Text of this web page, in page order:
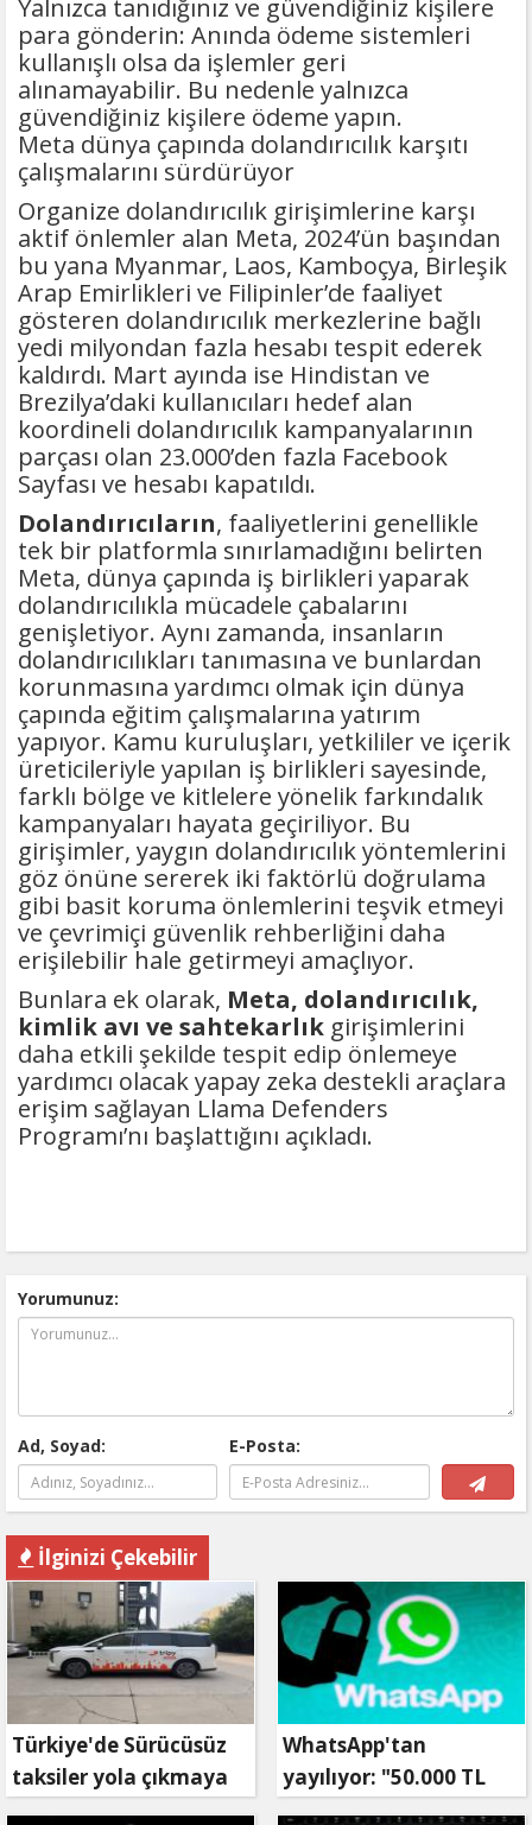
Yalnızca tanıdığınız ve güvendiğiniz kişilere
para gönderin: Anında ödeme sistemleri
kullanışlı olsa da işlemler geri
alınamayabilir. Bu nedenle yalnızca
güvendiğiniz kişilere ödeme yapın.
Meta dünya çapında dolandırıcılık karşıtı
çalışmalarını sürdürüyor
Organize dolandırıcılık girişimlerine karşı
aktif önlemler alan Meta, 2024’ün başından
bu yana Myanmar, Laos, Kamboçya, Birleşik
Arap Emirlikleri ve Filipinler’de faaliyet
gösteren dolandırıcılık merkezlerine bağlı
yedi milyondan fazla hesabı tespit ederek
kaldırdı. Mart ayında ise Hindistan ve
Brezilya’daki kullanıcıları hedef alan
koordineli dolandırıcılık kampanyalarının
parçası olan 23.000’den fazla Facebook
Sayfası ve hesabı kapatıldı.
Dolandırıcıların, faaliyetlerini genellikle
tek bir platformla sınırlamadığını belirten
Meta, dünya çapında iş birlikleri yaparak
dolandırıcılıkla mücadele çabalarını
genişletiyor. Aynı zamanda, insanların
dolandırıcılıkları tanımasına ve bunlardan
korunmasına yardımcı olmak için dünya
çapında eğitim çalışmalarına yatırım
yapıyor. Kamu kuruluşları, yetkililer ve içerik
üreticileriyle yapılan iş birlikleri sayesinde,
farklı bölge ve kitlelere yönelik farkındalık
kampanyaları hayata geçiriliyor. Bu
girişimler, yaygın dolandırıcılık yöntemlerini
göz önüne sererek iki faktörlü doğrulama
gibi basit koruma önlemlerini teşvik etmeyi
ve çevrimiçi güvenlik rehberliğini daha
erişilebilir hale getirmeyi amaçlıyor.
Bunlara ek olarak, Meta, dolandırıcılık,
kimlik avı ve sahtekarlık girişimlerini
daha etkili şekilde tespit edip önlemeye
yardımcı olacak yapay zeka destekli araçlara
erişim sağlayan Llama Defenders
Programı’nı başlattığını açıkladı.
Yorumunuz:
Ad, Soyad: E-Posta:
İlginizi Çekebilir
Türkiye'de Sürücüsüz
taksiler yola çıkmaya
hazırlanıyor
WhatsApp'tan
yayılıyor: "50.000 TL
ödüllü" dolandırıcılık